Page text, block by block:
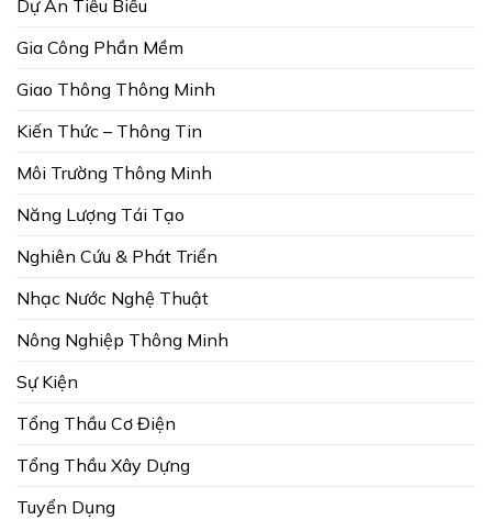
Dự Án Tiêu Biểu
Gia Công Phần Mềm
Giao Thông Thông Minh
Kiến Thức – Thông Tin
Môi Trường Thông Minh
Năng Lượng Tái Tạo
Nghiên Cứu & Phát Triển
Nhạc Nước Nghệ Thuật
Nông Nghiệp Thông Minh
Sự Kiện
Tổng Thầu Cơ Điện
Tổng Thầu Xây Dựng
Tuyển Dụng